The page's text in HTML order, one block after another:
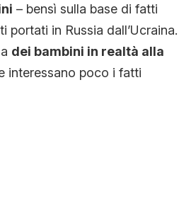
– bensì sulla base di fatti
in Russia dall’Ucraina.
dei bambini in realtà alla
interessano poco i fatti